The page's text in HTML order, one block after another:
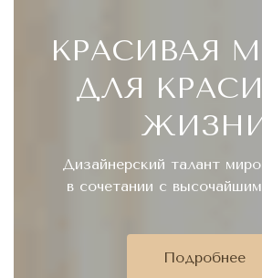
КРАСИВАЯ
ДЛЯ
Дизайнерский талант
в сочетании с
Подробнее